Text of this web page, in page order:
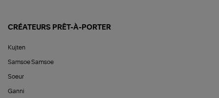
CRÉATEURS PRÊT-À-PORTER
Kujten
Samsoe Samsoe
Soeur
Ganni